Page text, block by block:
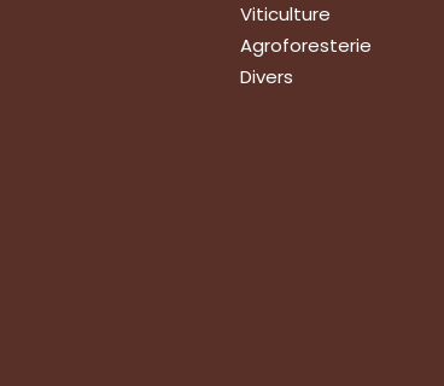
Viticulture
Agroforesterie
Divers